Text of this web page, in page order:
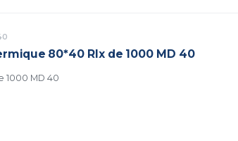
80*40 Rlx de 1000 MD 40
1000 MD 40